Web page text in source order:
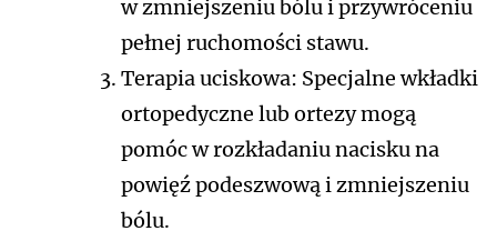
w zmniejszeniu bólu i przywróceniu
pełnej ruchomości stawu.
Terapia uciskowa: Specjalne wkładki
ortopedyczne lub ortezy mogą
pomóc w rozkładaniu nacisku na
powięź podeszwową i zmniejszeniu
bólu.